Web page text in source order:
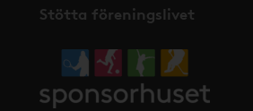
Stötta föreningslivet